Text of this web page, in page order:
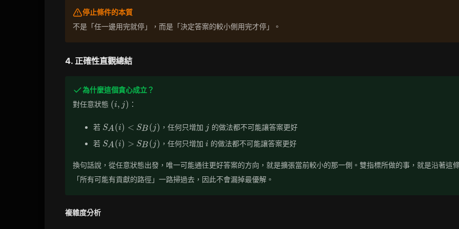
停止條件的本質
不是「任一邊用完就停」，而是「決定答案的較小側用完才停」。
4. 正確性直觀總結
為什麼這個貪心成立？
對任意狀態 (i,j)
(i, j) ：
若 S_A(i)
S_B(j)
SA(i) < SB(j) ，任何只增加 jj 的做法都不可能讓答案更好
若 S_A(i)
S_B(j)
SA(i) > SB(j) ，任何只增加i
i 的做法都不可能讓答案更好
換句話說，從任意狀態出發，唯一可能通往更好答案的方向，就是擴張當前較小的那一側。雙指標所做的事，就是沿著這
「所有可能有貢獻的路徑」一路掃過去，因此不會漏掉最優解。
複雜度分析